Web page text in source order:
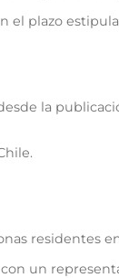
el plazo
la
residentes
un